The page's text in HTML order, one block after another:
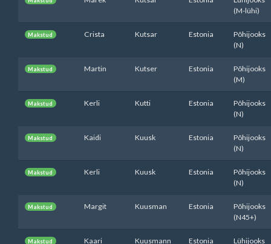
(M-lühi)
Makstud Crista Kutsar Estonia
Põhijooks
(N)
Makstud Martin Kutser Estonia
Põhijooks
(M)
Makstud Kerli Kutti Estonia
Põhijooks
(N)
Makstud Kaidi Kuusk Estonia
Põhijooks
(N)
Makstud Kerli Kuusk Estonia
Põhijooks
(N)
Makstud Margit Kuusman Estonia
Põhijooks
(N45+)
Makstud Kaari Kuusmann Estonia Lühijooks